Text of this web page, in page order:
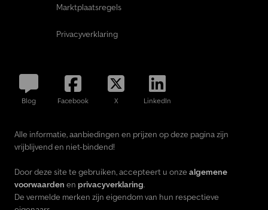
Marktplaatsregels
Privacyverklaring
Blog Facebook X LinkedIn
Alle informatie, aanbiedingen en prijzen op deze pagina zijn
vrijblijvend en niet-bindend!
Door deze site te gebruiken, accepteert u onze algemene
voorwaarden en privacyverklaring.
De vermelde merken zijn eigendom van hun respectieve